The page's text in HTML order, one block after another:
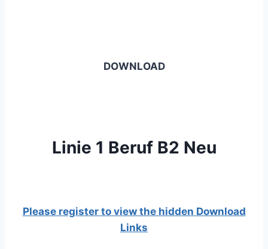
DOWNLOAD
Linie 1 Beruf B2 Neu
Please register to view the hidden Download
Links